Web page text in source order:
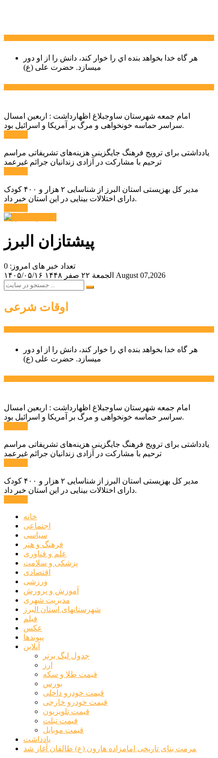
هر گاه خدا بخواهد بنده اي را خوار كند، دانش را از او دور
میسازد. حضرت علی (ع)
امام جمعه شهرستان ساوجبلاغ اظهارداشت : اربعین امسال
سراسر حماسه خونخواهی و مرگ بر آمریکا و اسرائیل بود.
یادداشتی برای ترویج فرهنگ جایگزینی هزینه‌های تشریفاتی مراسم
ترحیم با مشارکت در آزادی زندانیان جرائم غیرعمد
مدیر کل بهزیستی استان البرز از شناسایی ۲ هزار و ۴۰۰ کودک
دارای اختلالات بینایی در این استان خبر داد.
پیشتازان البرز
تعداد خبر های امروز: 0
۱۴۰۵/۰۵/۱۶
الجمعة ۲۲ صفر ۱۴۴۸ August 07,2026
اوقات شرعی
هر گاه خدا بخواهد بنده اي را خوار كند، دانش را از او دور
میسازد. حضرت علی (ع)
امام جمعه شهرستان ساوجبلاغ اظهارداشت : اربعین امسال
سراسر حماسه خونخواهی و مرگ بر آمریکا و اسرائیل بود.
یادداشتی برای ترویج فرهنگ جایگزینی هزینه‌های تشریفاتی مراسم
ترحیم با مشارکت در آزادی زندانیان جرائم غیرعمد
مدیر کل بهزیستی استان البرز از شناسایی ۲ هزار و ۴۰۰ کودک
دارای اختلالات بینایی در این استان خبر داد.
خانه
اجتماعی
سیاسی
فرهنگ و هنر
علم و فناوری
پزشکی و سلامت
اقتصادی
ورزشی
آموزش و پرورش
مدیریت شهری
شهرستانهای استان البرز
فیلم
عکس
پیوندها
آنلاین
جدول لیگ برتر
ارز
قیمت طلا و سکه
بورس
قیمت خودرو داخلی
قیمت خودرو خارجی
قیمت تلویزیون
قیمت تبلت
قیمت موبایل
یادداشت
مرمت بنای تاریخی امامزاده هارون (ع) طالقان آغاز شد